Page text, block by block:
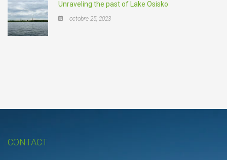
Unraveling the past of Lake Osisko
octobre 25, 2023
CONTACT